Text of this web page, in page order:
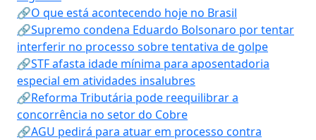
🔗O que está acontecendo hoje no Brasil
🔗Supremo condena Eduardo Bolsonaro por tentar
interferir no processo sobre tentativa de golpe
🔗STF afasta idade mínima para aposentadoria
especial em atividades insalubres
🔗Reforma Tributária pode reequilibrar a
concorrência no setor do Cobre
🔗AGU pedirá para atuar em processo contra